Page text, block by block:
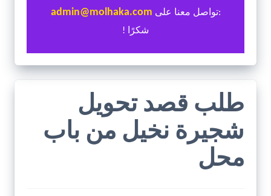
:تواصل معنا على admin@molhaka.com
شكرًا !
طلب قصد تحويل
شجيرة نخيل من باب
محل